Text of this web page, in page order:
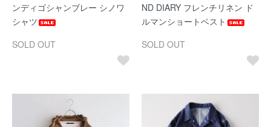
ンディゴシャンブレー シノワ
シャツ
SOLD OUT
ND DIARY フレンチリネン ド
ルマンショートベスト
SOLD OUT